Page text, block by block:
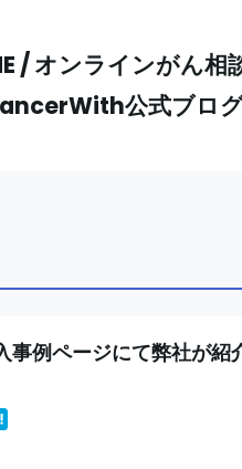
/ オンラインがん相
公式ブロ
例ページにて弊社が紹